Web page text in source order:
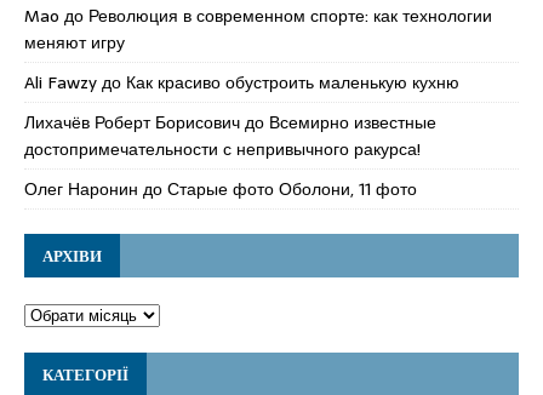
Mao до Революция в современном спорте: как технологии
меняют игру
Ali Fawzyдо Как красиво обустроить маленькую кухню
Лихачёв Роберт Борисовичдо Всемирно известные
достопримечательности с непривычного ракурса!
Олег Наронин доСтарые фото Оболони, 11 фото
АРХІВИ
КАТЕГОРІЇ